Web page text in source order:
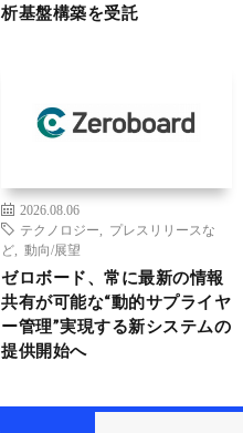
析基盤構築を受託
2026.08.06
テクノロジー
プレスリリースな
ど
動向/展望
ゼロボード、常に最新の情報
共有が可能な“動的サプライヤ
ー管理”実現する新システムの
提供開始へ